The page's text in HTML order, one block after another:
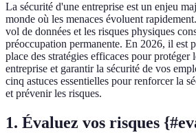
La sécurité d'une entreprise est un enjeu
monde où les menaces évoluent
vol de données et les risques physiques
préoccupation permanente. En 2026, il est
place des stratégies efficaces pour protéger
entreprise et garantir la sécurité de vos
cinq astuces essentielles pour renforcer la
et prévenir les risques.
1. Évaluez vos risques